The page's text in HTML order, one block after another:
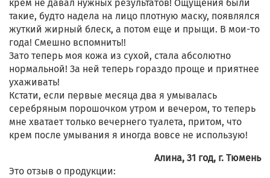
крем не давал нужных результатов! Ощущения были
такие, будто надела на лицо плотную маску, появлялся
жуткий жирный блеск, а потом еще и прыщи. В мои-то
года! Смешно вспомнить!!
Зато теперь моя кожа из сухой, стала абсолютно
нормальной! За ней теперь гораздо проще и приятнее
ухаживать!
Кстати, если первые месяца два я умывалась
серебряным порошочком утром и вечером, то теперь
мне хватает только вечернего туалета, притом, что
крем после умывания я иногда вовсе не использую!
Алина, 31 год, г. Тюмень
Это отзыв о продукции: